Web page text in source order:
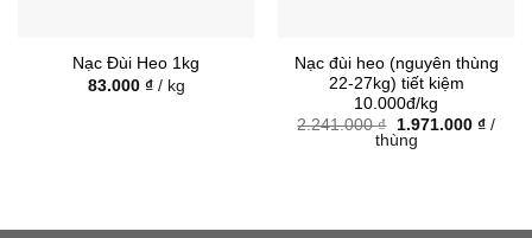
Nạc Đùi Heo 1kg
83.000 ₫/ kg
Nạc đùi heo (nguyên thùng
22-27kg) tiết kiệm
10.000đ/kg
2.241.000₫
Giá
gốc
là:
1.971.000 ₫Giá
/
thùng